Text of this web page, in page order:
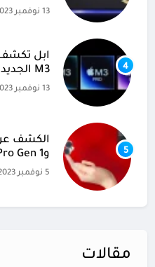
13 نوفمبر 2023
4
M3 الجديدة بتكنولوجيا 3 نانومتر
13 نوفمبر 2023
5
وS7 Pro Gen 1 لسماعات الأذن
مقالات